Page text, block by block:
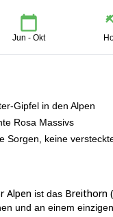
Jun - Okt
Gipfel in den Alpen
Rosa Massivs
Sorgen, keine
Alpen ist das Breithorn
und an einem